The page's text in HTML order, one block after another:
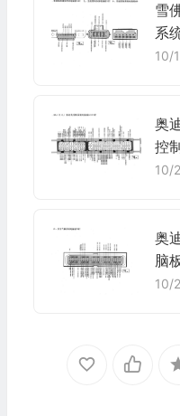
雪
系
系
10/
奥
控
10/
奥
脑
10/